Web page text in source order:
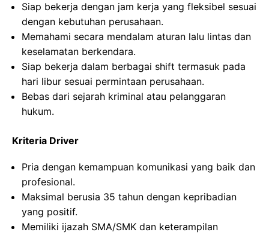
Siap bekerja dengan jam kerja yang fleksibel sesuai
dengan kebutuhan perusahaan.
Memahami secara mendalam aturan lalu lintas dan
keselamatan berkendara.
Siap bekerja dalam berbagai shift termasuk pada
hari libur sesuai permintaan perusahaan.
Bebas dari sejarah kriminal atau pelanggaran
hukum.
Kriteria Driver
Pria dengan kemampuan komunikasi yang baik dan
profesional.
Maksimal berusia 35 tahun dengan kepribadian
yang positif.
Memiliki ijazah SMA/SMK dan keterampilan